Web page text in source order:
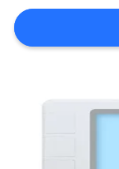
SITE
PRIVACY